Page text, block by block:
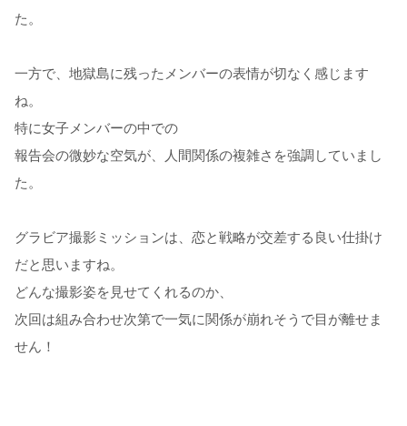
た。
一方で、地獄島に残ったメンバーの表情が切なく感じます
ね。
特に女子メンバーの中での
報告会の微妙な空気が、人間関係の複雑さを強調していまし
た。
グラビア撮影ミッションは、恋と戦略が交差する良い仕掛け
だと思いますね。
どんな撮影姿を見せてくれるのか、
次回は組み合わせ次第で一気に関係が崩れそうで目が離せま
せん！